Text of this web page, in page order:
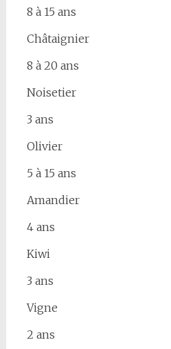
8 à 15 ans
Châtaignier
8 à 20 ans
Noisetier
3 ans
Olivier
5 à 15 ans
Amandier
4 ans
Kiwi
3 ans
Vigne
2 ans